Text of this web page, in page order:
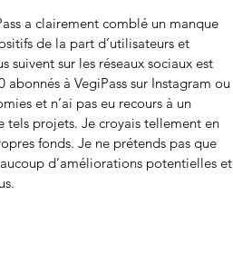
a clairement comblé un manque
de la part d’utilisateurs et
suivent sur les réseaux sociaux est
à VegiPass sur Instagram ou
et n’ai pas eu recours à un
tels projets. Je croyais tellement en
fonds. Je ne prétends pas que
d’améliorations potentielles et